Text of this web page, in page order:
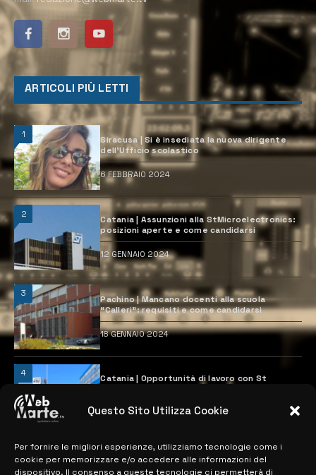
Questo Sito Utilizza Cookie
Per fornire le migliori esperienze, utilizziamo tecnologie come i
cookie per memorizzare e/o accedere alle informazioni del
dispositivo. Il consenso a queste tecnologie ci permetterà di
ARTICOLI PIÙ LETTI
1
Siracusa | Si è insediata la nuova dirigente
dell’Ufficio scolastico
6 FEBBRAIO 2024
2
Catania | Assunzioni alla StMicroelectronics:
posizioni aperte e come candidarsi
12 GENNAIO 2024
3
Pachino | Mancano docenti alla scuola
“Calleri”: requisiti e come candidarsi
18 GENNAIO 2024
4
Catania | Opportunità di lavoro con St
28 MARZO 2024
MAPPA DEL SITO